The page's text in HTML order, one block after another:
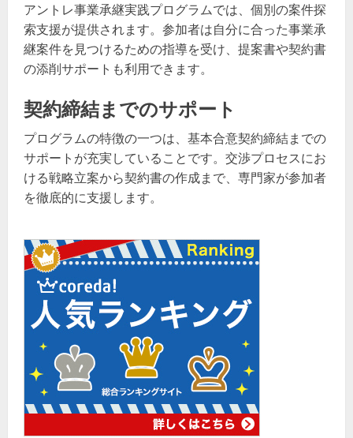
アントレ事業承継実践プログラムでは、個別の案件探
索支援が提供されます。参加者は自分に合った事業承
継案件を見つけるための指導を受け、提案書や契約書
の添削サポートも利用できます。
契約締結までのサポート
プログラムの特徴の一つは、基本合意契約締結までの
サポートが充実していることです。交渉プロセスにお
ける戦略立案から契約書の作成まで、専門家が参加者
を徹底的に支援します。